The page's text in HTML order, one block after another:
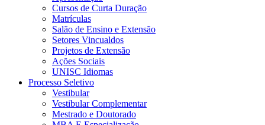
Cursos de Curta Duração
Matrículas
Salão de Ensino e Extensão
Setores Vincualdos
Projetos de Extensão
Ações Sociais
UNISC Idiomas
Processo Seletivo
Vestibular
Vestibular Complementar
Mestrado e Doutorado